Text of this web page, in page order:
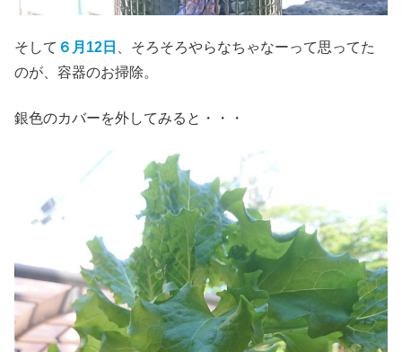
そして ６月12日 、そろそろやらなちゃなーって思ってた
のが、容器のお掃除。
銀色のカバーを外してみると・・・